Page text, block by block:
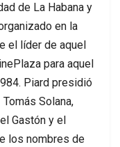
de La Habana y
en la
el líder de aquel
para aquel
Piard presidió
Solana,
Gastón y el
los nombres de